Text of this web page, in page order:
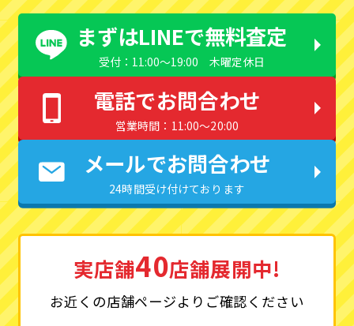
まずはLINEで無料査定
受付：11:00〜19:00 木曜定休日
電話でお問合わせ
営業時間：11:00〜20:00
メールでお問合わせ
24時間受け付けております
実店舗40店舗展開中!
お近くの店舗ページよりご確認ください